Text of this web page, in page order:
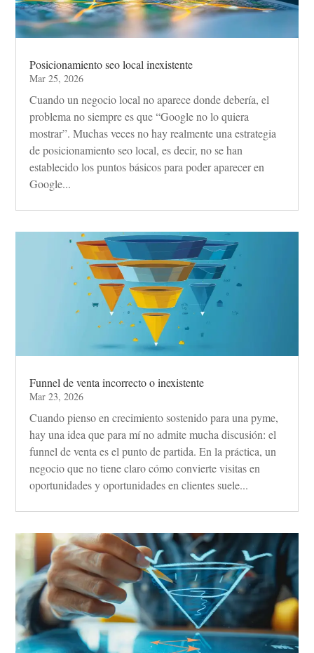
Posicionamiento seo local inexistente
Mar 25, 2026
Cuando un negocio local no aparece donde debería, el
problema no siempre es que “Google no lo quiera
mostrar”. Muchas veces no hay realmente una estrategia
de posicionamiento seo local, es decir, no se han
establecido los puntos básicos para poder aparecer en
Google...
Funnel de venta incorrecto o inexistente
Mar 23, 2026
Cuando pienso en crecimiento sostenido para una pyme,
hay una idea que para mí no admite mucha discusión: el
funnel de venta es el punto de partida. En la práctica, un
negocio que no tiene claro cómo convierte visitas en
oportunidades y oportunidades en clientes suele...